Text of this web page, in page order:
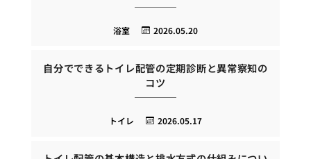
2026.05.20
浴室
自分でできるトイレ配管の定期診断と異常察知の
コツ
2026.05.17
トイレ